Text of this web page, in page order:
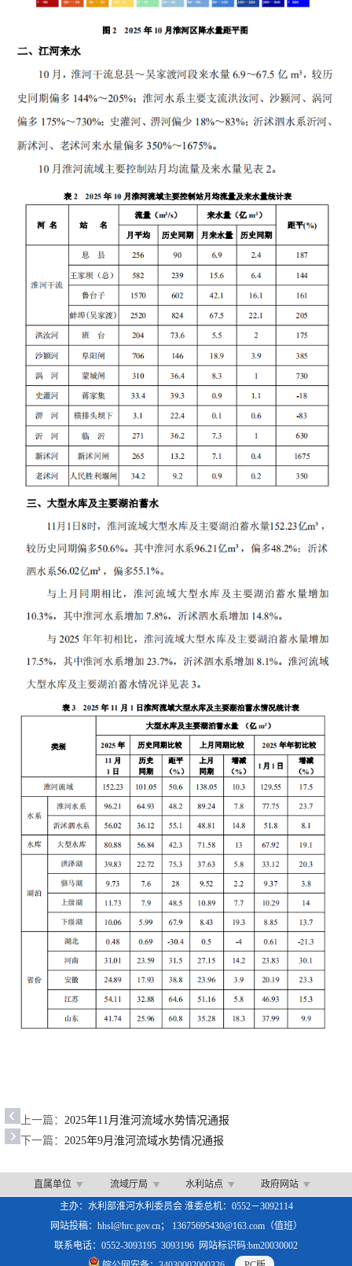
上一篇： 2025年11月淮河流域水势情况通报
下一篇： 2025年9月淮河流域水势情况通报
直属单位 流域厅局 水利站点
政府网站
主办：水利部淮河水利委员会 淮委总机：0552－3092114
网站投稿：hhsl@hrc.gov.cn； 13675695430@163.com（值班）
联系电话：0552-3093195 3093196 网站标识码:bm20030002